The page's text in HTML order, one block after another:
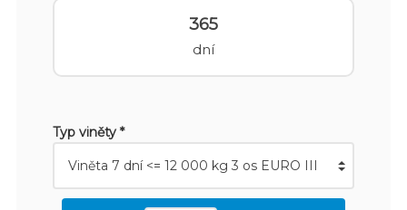
365
dní
Typ viněty *